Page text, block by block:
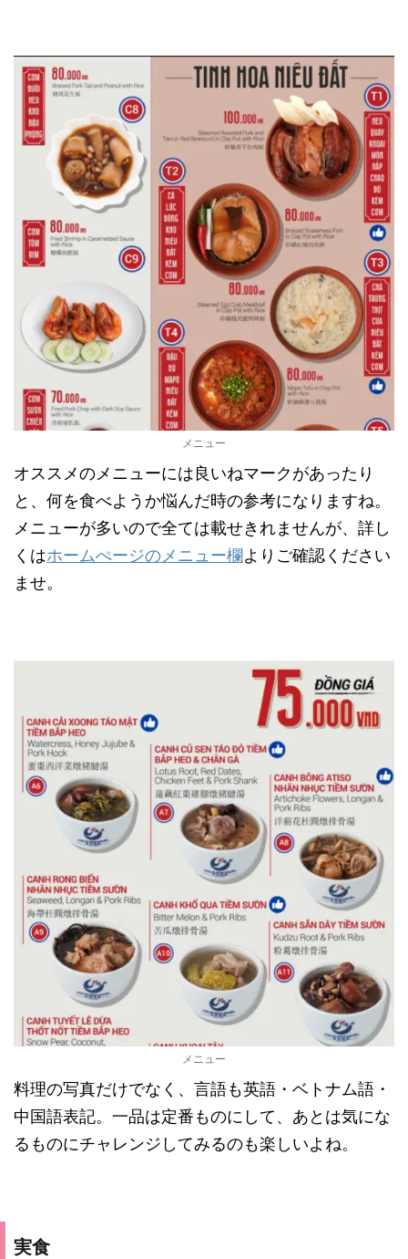
メニュー
オススメのメニューには良いねマークがあったり
と、何を食べようか悩んだ時の参考になりますね。
メニューが多いので全ては載せきれませんが、詳し
くはホームぺージのメニュー欄よりご確認ください
ませ。
メニュー
料理の写真だけでなく、言語も英語・ベトナム語・
中国語表記。一品は定番ものにして、あとは気にな
るものにチャレンジしてみるのも楽しいよね。
実食